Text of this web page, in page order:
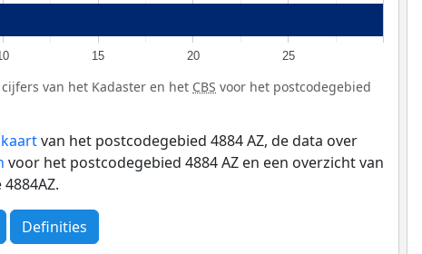
15 20 25
van het Kadaster en het CBS voor het postcodegebied
kaartvan het postcodegebied 4884 AZ, de data over
voor het postcodegebied 4884 AZ en een overzicht van
Definities